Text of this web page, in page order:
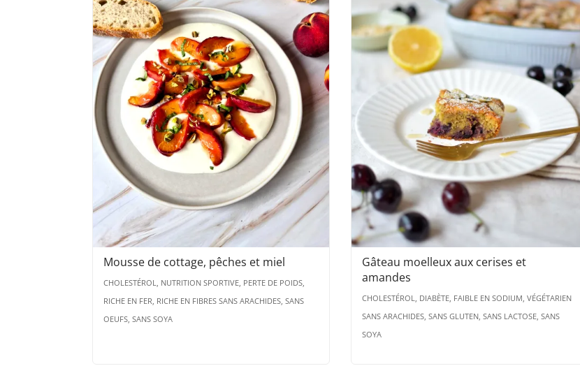
Mousse de cottage, pêches et miel
CHOLESTÉROL, NUTRITION SPORTIVE, PERTE DE POIDS,
RICHE EN FER, RICHE EN FIBRES SANS ARACHIDES, SANS
OEUFS, SANS SOYA
Gâteau moelleux aux cerises et
amandes
CHOLESTÉROL, DIABÈTE, FAIBLE EN SODIUM, VÉGÉTARIEN
SANS ARACHIDES, SANS GLUTEN, SANS LACTOSE, SANS
SOYA